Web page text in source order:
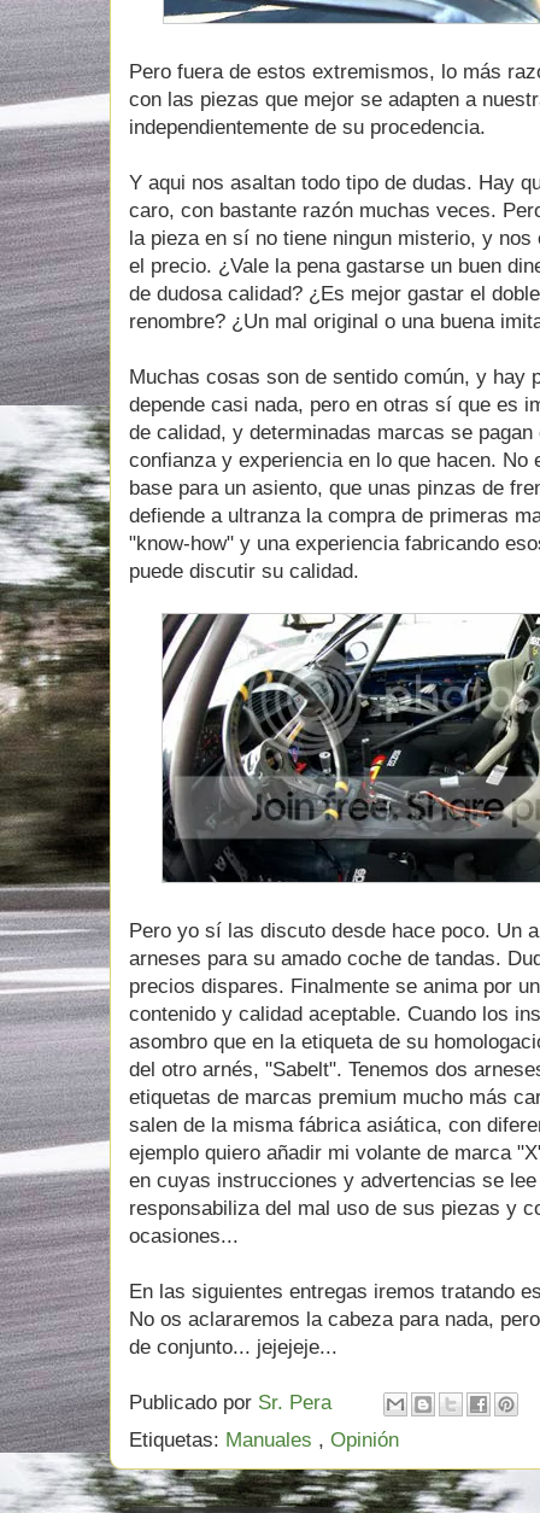
Pero fuera de estos extremismos, lo más
con las piezas que mejor se adapten a
independientemente de su procedencia.
Y aqui nos asaltan todo tipo de dudas. Hay
caro, con bastante razón muchas veces.
la pieza en sí no tiene ningun misterio, y nos
el precio. ¿Vale la pena gastarse un buen
de dudosa calidad? ¿Es mejor gastar el
renombre? ¿Un mal original o una buena
Muchas cosas son de sentido común, y hay
depende casi nada, pero en otras sí que es
de calidad, y determinadas marcas se
confianza y experiencia en lo que hacen. No
base para un asiento, que unas pinzas de
defiende a ultranza la compra de primeras
"know-how" y una experiencia fabricando
puede discutir su calidad.
Pero yo sí las discuto desde hace poco. Un
arneses para su amado coche de tandas.
precios dispares. Finalmente se anima por
contenido y calidad aceptable. Cuando los
asombro que en la etiqueta de su
del otro arnés, "Sabelt". Tenemos dos
etiquetas de marcas premium mucho más
salen de la misma fábrica asiática, con
ejemplo quiero añadir mi volante de marca
en cuyas instrucciones y advertencias se
responsabiliza del mal uso de sus piezas y
ocasiones...
En las siguientes entregas iremos tratando
No os aclararemos la cabeza para nada,
de conjunto... jejejeje...
Publicado por Sr. Pera
Etiquetas: Manuales , Opinión